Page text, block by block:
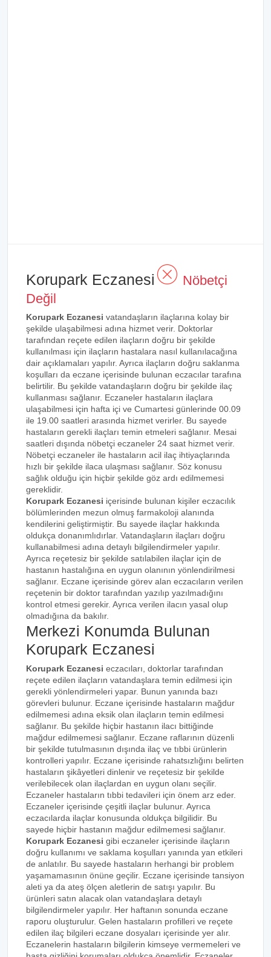
Korupark Eczanesi
Nöbetçi
Değil
Korupark Eczanesi vatandaşların ilaçlarına kolay bir
şekilde ulaşabilmesi adına hizmet verir. Doktorlar
tarafından reçete edilen ilaçların doğru bir şekilde
kullanılması için ilaçların hastalara nasıl kullanılacağına
dair açıklamaları yapılır. Ayrıca ilaçların doğru saklanma
koşulları da eczane içerisinde bulunan eczacılar tarafına
belirtilir. Bu şekilde vatandaşların doğru bir şekilde ilaç
kullanması sağlanır. Eczaneler hastaların ilaçlara
ulaşabilmesi için hafta içi ve Cumartesi günlerinde 00.09
ile 19.00 saatleri arasında hizmet verirler. Bu sayede
hastaların gerekli ilaçları temin etmeleri sağlanır. Mesai
saatleri dışında nöbetçi eczaneler 24 saat hizmet verir.
Nöbetçi eczaneler ile hastaların acil ilaç ihtiyaçlarında
hızlı bir şekilde ilaca ulaşması sağlanır. Söz konusu
sağlık olduğu için hiçbir şekilde göz ardı edilmemesi
gereklidir.
Korupark Eczanesi içerisinde bulunan kişiler eczacılık
bölümlerinden mezun olmuş farmakoloji alanında
kendilerini geliştirmiştir. Bu sayede ilaçlar hakkında
oldukça donanımlıdırlar. Vatandaşların ilaçları doğru
kullanabilmesi adına detaylı bilgilendirmeler yapılır.
Ayrıca reçetesiz bir şekilde satılabilen ilaçlar için de
hastanın hastalığına en uygun olanının yönlendirilmesi
sağlanır. Eczane içerisinde görev alan eczacıların verilen
reçetenin bir doktor tarafından yazılıp yazılmadığını
kontrol etmesi gerekir. Ayrıca verilen ilacın yasal olup
olmadığına da bakılır.
Merkezi Konumda Bulunan
Korupark Eczanesi
Korupark Eczanesi eczacıları, doktorlar tarafından
reçete edilen ilaçların vatandaşlara temin edilmesi için
gerekli yönlendirmeleri yapar. Bunun yanında bazı
görevleri bulunur. Eczane içerisinde hastaların mağdur
edilmemesi adına eksik olan ilaçların temin edilmesi
sağlanır. Bu şekilde hiçbir hastanın ilacı bittiğinde
mağdur edilmemesi sağlanır. Eczane raflarının düzenli
bir şekilde tutulmasının dışında ilaç ve tıbbi ürünlerin
kontrolleri yapılır. Eczane içerisinde rahatsızlığını belirten
hastaların şikâyetleri dinlenir ve reçetesiz bir şekilde
verilebilecek olan ilaçlardan en uygun olanı seçilir.
Eczaneler hastaların tıbbi tedavileri için önem arz eder.
Eczaneler içerisinde çeşitli ilaçlar bulunur. Ayrıca
eczacılarda ilaçlar konusunda oldukça bilgilidir. Bu
sayede hiçbir hastanın mağdur edilmemesi sağlanır.
Korupark Eczanesi gibi eczaneler içerisinde ilaçların
doğru kullanımı ve saklama koşulları yanında yan etkileri
de anlatılır. Bu sayede hastaların herhangi bir problem
yaşamamasının önüne geçilir. Eczane içerisinde tansiyon
aleti ya da ateş ölçen aletlerin de satışı yapılır. Bu
ürünleri satın alacak olan vatandaşlara detaylı
bilgilendirmeler yapılır. Her haftanın sonunda eczane
raporu oluşturulur. Gelen hastaların profilleri ve reçete
edilen ilaç bilgileri eczane dosyaları içerisinde yer alır.
Eczanelerin hastaların bilgilerin kimseye vermemeleri ve